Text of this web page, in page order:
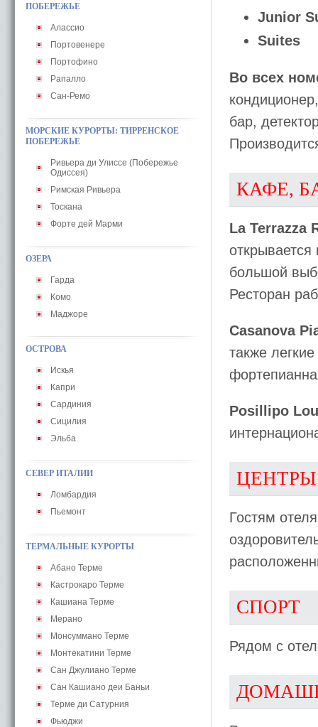
ПОБЕРЕЖЬЕ
Алассио
Портовенере
Портофино
Рапалло
Сан-Ремо
МОРСКИЕ КУРОРТЫ: ТИРРЕНСКОЕ
ПОБЕРЕЖЬЕ
Ривьера ди Улиссе (Побережье
Одиссея)
Римская Ривьера
Тоскана
Форте дей Марми
ОЗЕРА
Гарда
Комо
Маджоре
ОСТРОВА
Искья
Капри
Сардиния
Сицилия
Эльба
СЕВЕР ИТАЛИИ
Ломбардия
Пьемонт
ТЕРМАЛЬНЫЕ КУРОРТЫ
Абано Терме
Кастрокаро Терме
Кашиана Терме
Мерано
Монсуммано Терме
Монтекатини Терме
Сан Джулиано Терме
Сан Кашиано деи Баньи
Терме ди Сатурния
Фьюджи
Junior
Suites
Во всех
бар,
КАФЕ,
La Terrazza
большой
Ресторан
Casanova
также
Posillipo
Гостям
СПОРТ
Рядом с